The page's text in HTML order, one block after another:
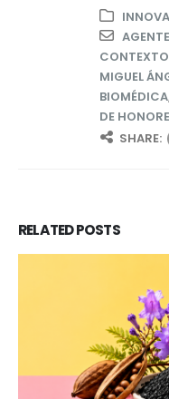
CONTEXTO
MIGUEL
BIOMÉDICA
DE
SHARE:
RELATEDPOSTS